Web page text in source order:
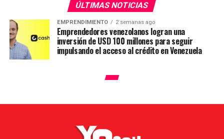
ÚLTIMAS NOTICIAS
EMPRENDIMIENTO 2 semanas ago
Emprendedores venezolanos logran una
inversión de USD 100 millones para seguir
impulsando el acceso al crédito en Venezuela